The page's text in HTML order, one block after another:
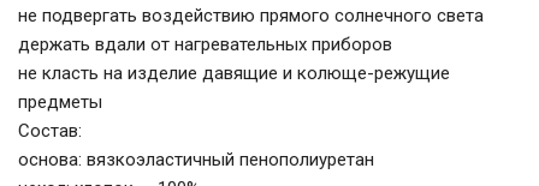
не подвергать воздействию прямого солнечного света
держать вдали от нагревательных приборов
не класть на изделие давящие и колюще-режущие
предметы
Состав:
основа: вязкоэластичный пенополиуретан